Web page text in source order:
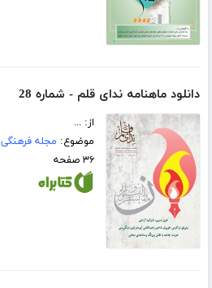
دانلود ماهنامه ندای قلم - شماره 28
از: ...
موضوع: مجله فرهنگی
۳۶ صفحه